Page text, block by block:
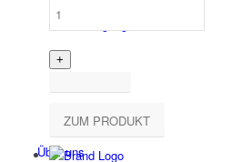
Über uns
ZUM PRODUKT